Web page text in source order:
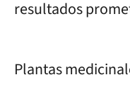
resultados
Plantas